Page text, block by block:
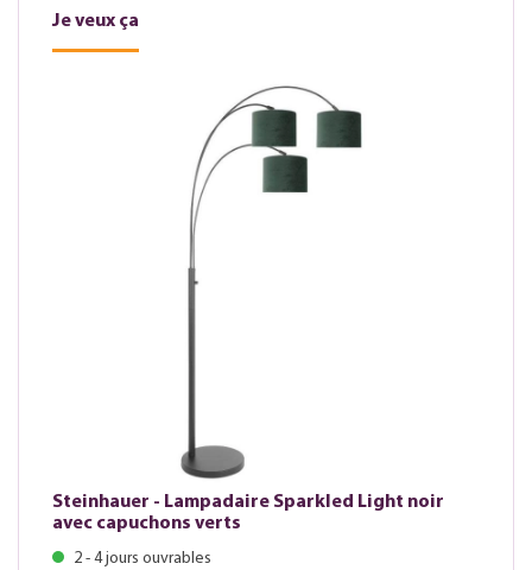
Je veux ça
Steinhauer - Lampadaire Sparkled Light noir
avec capuchons verts
2 - 4 jours ouvrables